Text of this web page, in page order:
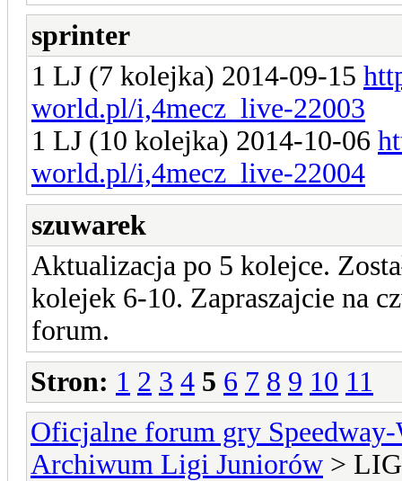
sprinter
1 LJ (7 kolejka) 2014-09-15
world.pl/i,4mecz_live-22003
1 LJ (10 kolejka) 2014-10-06
world.pl/i,4mecz_live-22004
szuwarek
Aktualizacja po 5 kolejce.
kolejek 6-10. Zapraszajcie na
forum.
Stron: 1 2 3 4 5 6 7 8 9 10 11
Oficjalne forum gry
Archiwum Ligi Juniorów >